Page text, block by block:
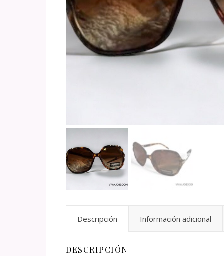
Descripción Información adicional
DESCRIPCIÓN